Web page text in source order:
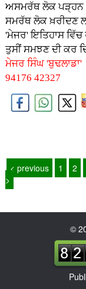
ਅਸਮਰੱਥ ਲੋਕ ਪੜ੍ਹਨ
ਸਮਰੱਥ ਲੋਕ ਖ਼ਰੀਦਣ
'ਮੇਜਰ' ਇਤਿਹਾਸ ਵਿੱਚ
ਤੁਸੀਂ ਸਮਝਣ ਦੀ ਕਰ
ਮੇਜਰ ਸਿੰਘ 'ਬੁਢਲਾਡਾ'
94176 42327
< previous 1 2
>
©